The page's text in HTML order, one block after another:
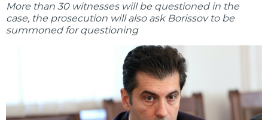
More than 30 witnesses will be questioned in the
case, the prosecution will also ask Borissov to be
summoned for questioning